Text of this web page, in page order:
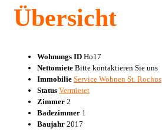
Übersicht
Wohnungs ID Ho17
Nettomiete Bitte kontaktieren Sie uns
Immobilie Service Wohnen St. Rochus
Status Vermietet
Zimmer 2
Badezimmer 1
Baujahr 2017